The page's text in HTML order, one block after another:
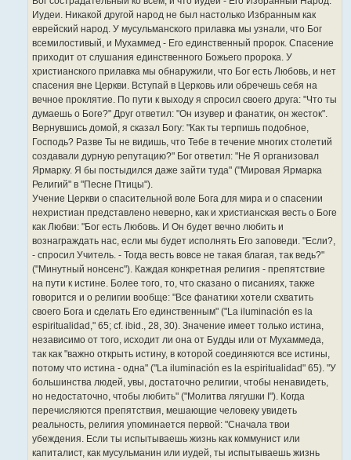
Иудеи. Никакой другой народ не был настолько Избранным как
еврейский народ. У мусульманского прилавка мы узнали, что Бог
всемилостивый, и Мухаммед - Его единственный пророк. Спасение
приходит от слушания единственного Божьего пророка. У
христианского прилавка мы обнаружили, что Бог есть Любовь, и нет
спасения вне Церкви. Вступай в Церковь или обречешь себя на
вечное проклятие. По пути к выходу я спросил своего друга: "Что ты
думаешь о Боге?" Друг ответил: "Он изувер и фанатик, он жесток".
Вернувшись домой, я сказал Богу: "Как ты терпишь подобное,
Господь? Разве Ты не видишь, что Тебе в течение многих столетий
создавали дурную репутацию?" Бог ответил: "Не Я организовал
Ярмарку. Я бы постыдился даже зайти туда" ("Мировая Ярмарка
Религий" в "Песне Птицы").
Учение Церкви о спасительной воле Бога для мира и о спасении
нехристиан представлено неверно, как и христианская весть о Боге
как Любви: "Бог есть Любовь. И Он будет вечно любить и
вознаграждать нас, если мы будет исполнять Его заповеди. "Если?,
- спросил Учитель. - Тогда весть вовсе не такая благая, так ведь?"
("Минутный нонсенс"). Каждая конкретная религия - препятствие
на пути к истине. Более того, то, что сказано о писаниях, также
говорится и о религии вообще: "Все фанатики хотели схватить
своего Бога и сделать Его единственным" ("La iluminación es la
espiritualidad," 65; cf. ibid., 28, 30). Значение имеет только истина,
независимо от того, исходит ли она от Будды или от Мухаммеда,
так как "важно открыть истину, в которой соединяются все истины,
потому что истина - одна" ("La iluminación es la espiritualidad" 65). "У
большинства людей, увы, достаточно религии, чтобы ненавидеть,
но недостаточно, чтобы любить" ("Молитва лягушки I"). Когда
перечисляются препятствия, мешающие человеку увидеть
реальность, религия упоминается первой: "Сначала твои
убеждения. Если ты испытываешь жизнь как коммунист или
капиталист, как мусульманин или иудей, ты испытываешь жизнь